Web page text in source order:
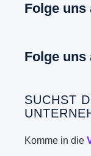
Folge uns
Folge uns
SUCHST
Komme in die